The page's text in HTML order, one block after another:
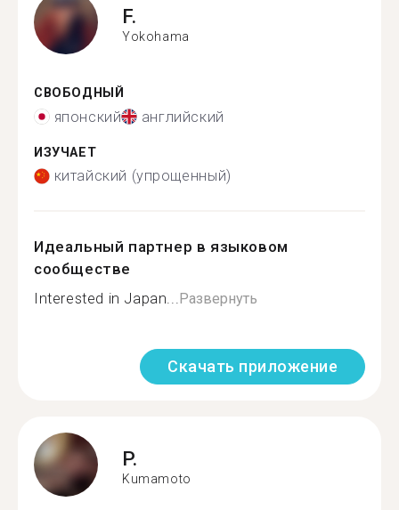
F.
Yokohama
СВОБОДНЫЙ
японский английский
ИЗУЧАЕТ
китайский (упрощенный)
Идеальный партнер в языковом
сообществе
Interested in Japan...Развернуть
Скачать приложение
P.
Kumamoto